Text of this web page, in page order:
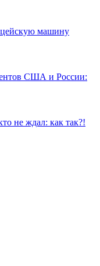
машину
США и России:
не ждал: как так?!